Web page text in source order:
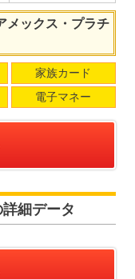
メックス・プラチ
家族カード
電子マネー
細データ